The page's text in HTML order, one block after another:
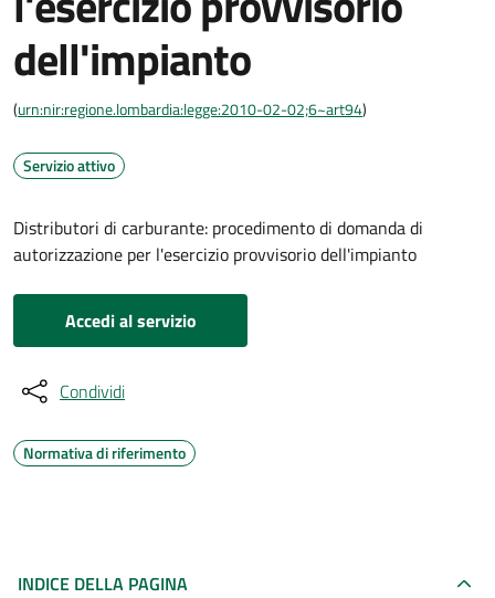
dell'impianto
(urn:nir:regione.lombardia:legge:2010-02-02;6~art94)
Servizio attivo
Distributori di carburante: procedimento di domanda di
autorizzazione per l'esercizio provvisorio dell'impianto
Accedi al servizio
Condividi
Normativa di riferimento
INDICE DELLA PAGINA